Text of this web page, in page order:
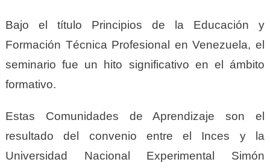
Bajo el título Principios de la Educación y
Formación Técnica Profesional en Venezuela, el
seminario fue un hito significativo en el ámbito
formativo.
Estas Comunidades de Aprendizaje son el
resultado del convenio entre el Inces y la
Universidad Nacional Experimental Simón